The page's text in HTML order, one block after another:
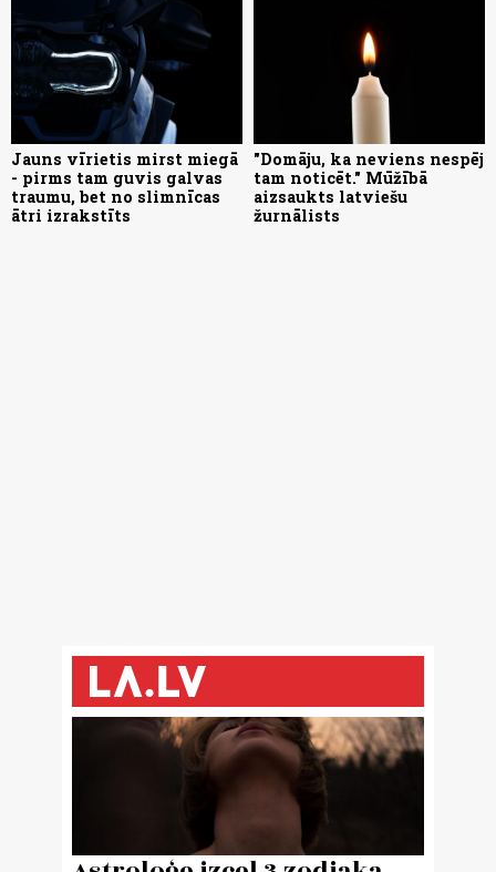
Jauns vīrietis mirst miegā
- pirms tam guvis galvas
traumu, bet no slimnīcas
ātri izrakstīts
"Domāju, ka neviens nespēj
tam noticēt." Mūžībā
aizsaukts latviešu
žurnālists